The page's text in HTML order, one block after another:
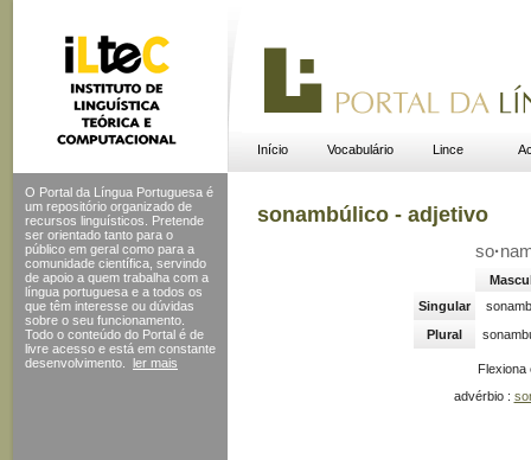
Início Vocabulário Lince
O Portal da Língua Portuguesa é
um repositório organizado de
recursos linguísticos. Pretende
ser orientado tanto para o
público em geral como para a
comunidade científica, servindo
de apoio a quem trabalha com a
língua portuguesa e a todos os
que têm interesse ou dúvidas
sobre o seu funcionamento.
Todo o conteúdo do Portal é de
livre acesso e está em constante
desenvolvimento.
ler mais
sonambúlico - adjetivo
so·
Singular
Plural
advérbio :